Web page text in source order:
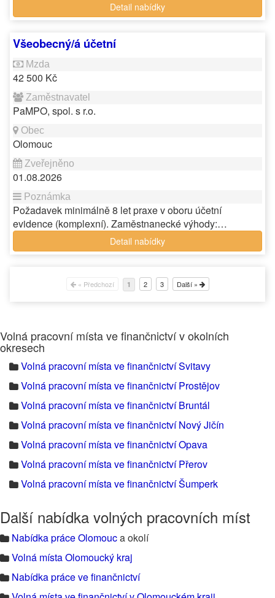
Detail nabídky
Všeobecný/á účetní
42 500 Kč
PaMPO, spol. s r.o.
Olomouc
01.08.2026
Požadavek minimálně 8 let praxe v oboru účetní
evidence (komplexní). Zaměstnanecké výhody:…
Detail nabídky
« Předchozí 1 2 3 Další »
Volná pracovní místa ve finančnictví v okolních
okresech
Volná pracovní místa ve finančnictví Svitavy
Volná pracovní místa ve finančnictví Prostějov
Volná pracovní místa ve finančnictví Bruntál
Volná pracovní místa ve finančnictví Nový Jičín
Volná pracovní místa ve finančnictví Opava
Volná pracovní místa ve finančnictví Přerov
Volná pracovní místa ve finančnictví Šumperk
Další nabídka volných pracovních míst
Nabídka práce Olomouca okolí
Volná místa Olomoucký kraj
Nabídka práce ve finančnictví